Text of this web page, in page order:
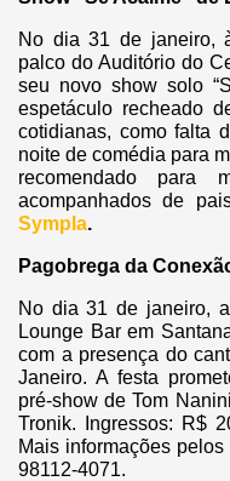
No dia 31 de janeiro,
palco do Auditório do
seu novo show solo
espetáculo recheado
cotidianas, como falta
noite de comédia para
recomendado para
acompanhados de
Sympla.
Pagobrega da
No dia 31 de janeiro,
Lounge Bar em
com a presença do
Janeiro. A festa
pré-show de Tom
Tronik. Ingressos: R$
Mais informações
98112-4071.